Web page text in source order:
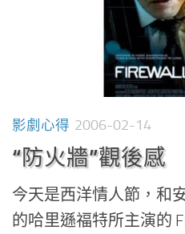
影劇心得 2006-02-14
“防火牆”觀後感
今天是西洋情人節，和
的哈里遜福特所主演的